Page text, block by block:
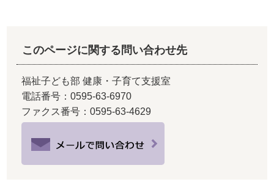
このページに関する問い合わせ先
福祉子ども部 健康・子育て支援室
電話番号：0595-63-6970
ファクス番号：0595-63-4629